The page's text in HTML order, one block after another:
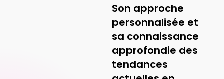
Son approche
personnalisée et
sa connaissance
approfondie des
tendances